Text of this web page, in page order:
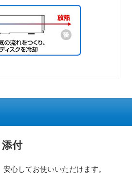
付
心してお使いいただけます。